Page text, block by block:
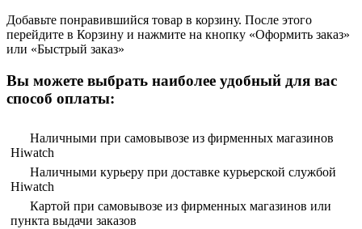
Добавьте понравившийся товар в корзину. После этого
перейдите в Корзину и нажмите на кнопку «Оформить заказ»
или «Быстрый заказ»
Вы можете выбрать наиболее удобный для вас
способ оплаты:
Наличными при самовывозе из фирменных магазинов
Hiwatch
Наличными курьеру при доставке курьерской службой
Hiwatch
Картой при самовывозе из фирменных магазинов или
пункта выдачи заказов